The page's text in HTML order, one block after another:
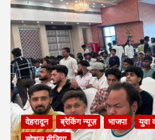
देहरादून ब्रेकिंग न्यूज़ भाजपा युवा